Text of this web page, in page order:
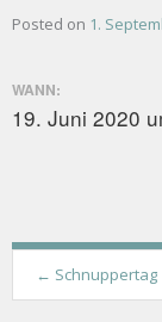
Posted on 1.
WANN:
19. Juni 2020
Post
← Schnuppertag